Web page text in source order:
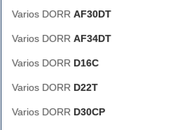
Varios DORR AF30DT
Varios DORR AF34DT
Varios DORR D16C
Varios DORR D22T
Varios DORR D30CP